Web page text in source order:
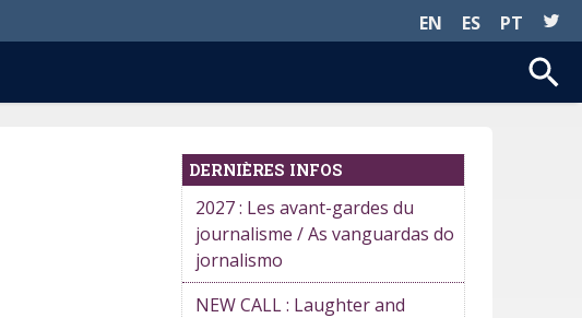
EN ES PT
DERNIÈRES INFOS
2027 : Les avant-gardes du
journalisme / As vanguardas do
jornalismo
NEW CALL : Laughter and